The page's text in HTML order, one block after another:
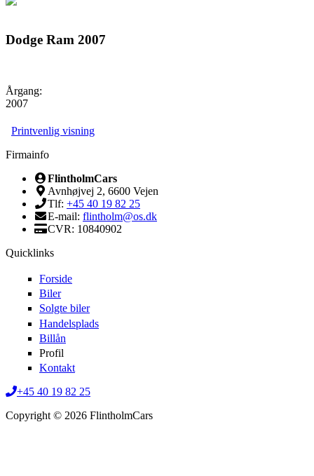
Dodge Ram 2007
Årgang:
2007
Printvenlig visning
Firmainfo
FlintholmCars
Avnhøjvej 2, 6600 Vejen
Tlf: +45 40 19 82 25
E-mail: flintholm@os.dk
CVR: 10840902
Quicklinks
Forside
Biler
Solgte biler
Handelsplads
Billån
Profil
Kontakt
+45 40 19 82 25
Copyright © 2026 FlintholmCars